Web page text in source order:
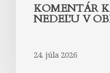
KOMENTÁR
NEDEĽU V
24. júla 2026